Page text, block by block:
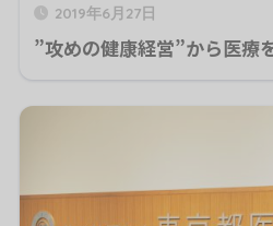
2019年6月27日
”攻めの健康経営”から医療